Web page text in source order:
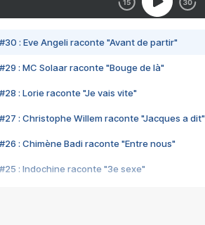
#30 : Eve Angeli raconte "Avant de partir"
#29 : MC Solaar raconte "Bouge de là"
#28 : Lorie raconte "Je vais vite"
#27 : Christophe Willem raconte "Jacques a dit"
#26 : Chimène Badi raconte "Entre nous"
#25 : Indochine raconte "3e sexe"